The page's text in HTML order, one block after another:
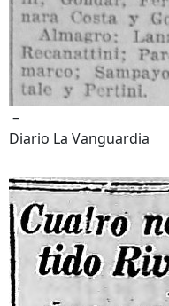
–
Diario La Vanguardia